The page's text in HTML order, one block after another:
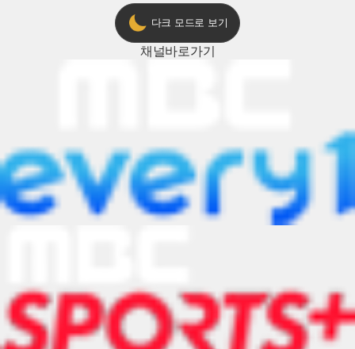
다크 모드로 보기
채널바로가기